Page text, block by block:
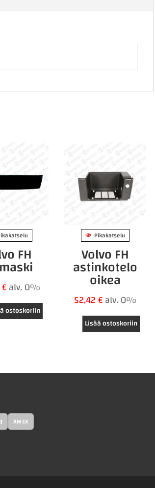
FH
€alv. 0%
ostoskoriin
Pikakatselu
Volvo FH
astinkotelo
oikea
52,42€alv. 0%
Lisää ostoskoriin
AMEX